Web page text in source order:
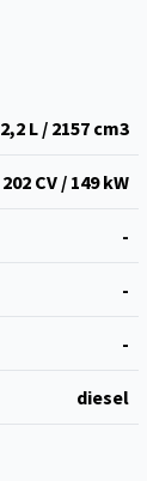
2,2 L / 2157 cm3
202 CV / 149 kW
-
-
-
diesel